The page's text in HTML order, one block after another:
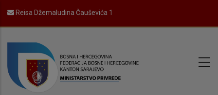
main
content
Reisa Džemaludina Čauševića 1